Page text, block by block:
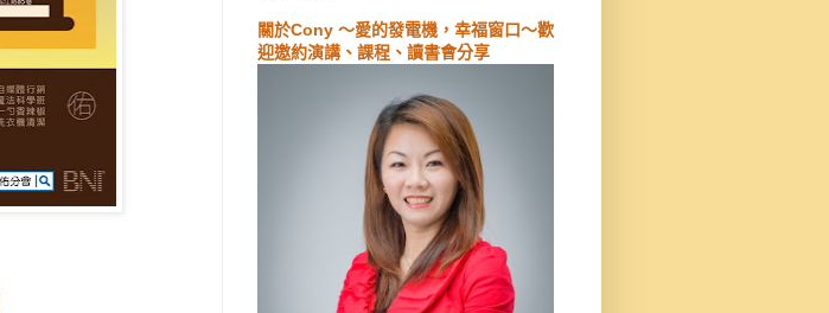
關於Cony ～愛的發電機，幸福窗口～歡
迎邀約演講、課程、讀書會分享